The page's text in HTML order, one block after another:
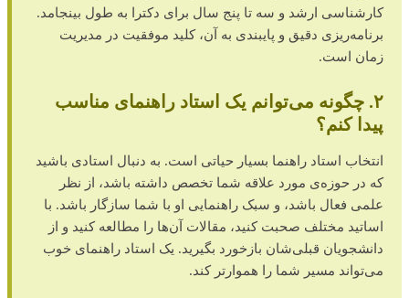
کارشناسی ارشد و سه تا پنج سال برای دکترا به طول بینجامد.
برنامه‌ریزی دقیق و پایبندی به آن، کلید موفقیت در مدیریت
زمان است.
۲. چگونه می‌توانم یک استاد راهنمای مناسب
پیدا کنم؟
انتخاب استاد راهنما بسیار حیاتی است. به دنبال استادی باشید
که در حوزه‌ی مورد علاقه شما تخصص داشته باشد، از نظر
علمی فعال باشد، و سبک راهنمایی او با شما سازگار باشد. با
اساتید مختلف صحبت کنید، مقالات آن‌ها را مطالعه کنید و از
دانشجویان قبلی‌شان بازخورد بگیرید. یک استاد راهنمای خوب
می‌تواند مسیر شما را هموارتر کند.